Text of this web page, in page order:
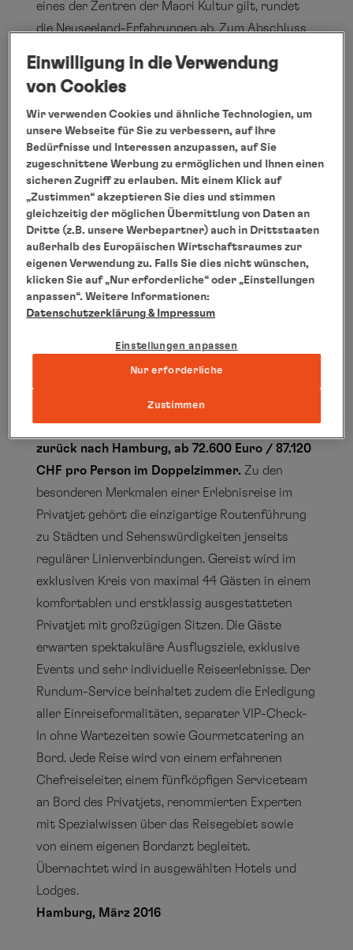
eines der Zentren der Maori Kultur gilt, rundet
die Neuseeland-Erfahrungen ab. Zum Abschluss
vergangenen Zeiten bei einem Stopover in
Yogyakarta, bevor Kurs auf die Malediven
genommen wird. Vor traumhafter Kulisse und
mitten im Indischen Ozean können die Reisenden
die Eindrücke der vergangenen Tage noch einmal
Revue passieren lassen, bevor es zurück nach
Hamburg geht.Privatjetreise „Australien und
Neuseeland“: Vom 02.04. bis 22.04.2017 (21
Tage) von Hamburg über Ko Samui/Thailand,
Perth/Australien, Pinnacles/Nambung-
Nationalpark/Australien, Uluru (Ayers
Rock)/Australien, Adelaide/Australien,
Cairns/Australien, Port Douglas/Australien,
Yogyakarta/Indonesien, Gan/Malediven und
zurück nach Hamburg, ab 72.600 Euro / 87.120
CHF pro Person im Doppelzimmer. Zu den
besonderen Merkmalen einer Erlebnisreise im
Privatjet gehört die einzigartige Routenführung
zu Städten und Sehenswürdigkeiten jenseits
regulärer Linienverbindungen. Gereist wird im
exklusiven Kreis von maximal 44 Gästen in einem
komfortablen und erstklassig ausgestatteten
Privatjet mit großzügigen Sitzen. Die Gäste
erwarten spektakuläre Ausflugsziele, exklusive
Events und sehr individuelle Reiseerlebnisse. Der
Rundum-Service beinhaltet zudem die Erledigung
aller Einreiseformalitäten, separater VIP-Check-
In ohne Wartezeiten sowie Gourmetcatering an
Bord. Jede Reise wird von einem erfahrenen
Chefreiseleiter, einem fünfköpfigen Serviceteam
an Bord des Privatjets, renommierten Experten
mit Spezialwissen über das Reisegebiet sowie
von einem eigenen Bordarzt begleitet.
Übernachtet wird in ausgewählten Hotels und
Lodges.
Hamburg, März 2016
Einwilligung in die Verwendung
von Cookies
Wir verwenden Cookies und ähnliche Technologien, um
unsere Webseite für Sie zu verbessern, auf Ihre
Bedürfnisse und Interessen anzupassen, auf Sie
zugeschnittene Werbung zu ermöglichen und Ihnen einen
sicheren Zugriff zu erlauben. Mit einem Klick auf
„Zustimmen“ akzeptieren Sie dies und stimmen
gleichzeitig der möglichen Übermittlung von Daten an
Dritte (z.B. unsere Werbepartner) auch in Drittstaaten
außerhalb des Europäischen Wirtschaftsraumes zur
eigenen Verwendung zu. Falls Sie dies nicht wünschen,
klicken Sie auf „Nur erforderliche“ oder „Einstellungen
anpassen“. Weitere Informationen:
Datenschutzerklärung & Impressum
Einstellungen anpassen
Nur erforderliche
Zustimmen